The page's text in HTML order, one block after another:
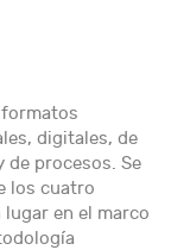
digitales, de
de procesos. Se
los cuatro
en el marco